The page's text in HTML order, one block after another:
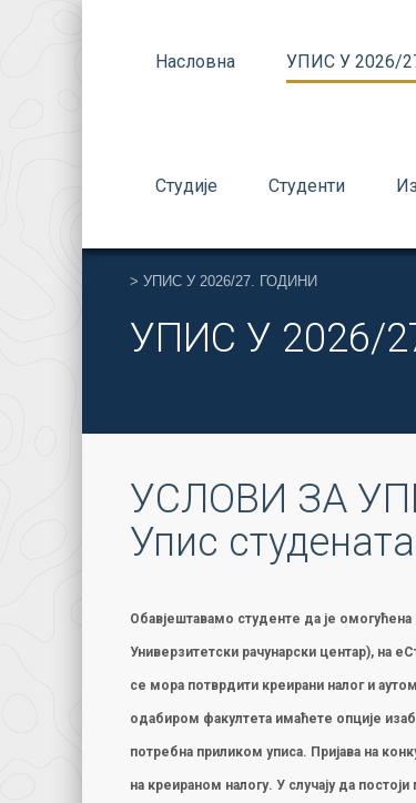
Насловна УПИС У 2026/
Студије Студенти
> УПИС У 2026/27. ГОДИНИ
УПИС У 2026/
УСЛОВИ ЗА
Упис
Обавјештавамо студенте да је омогућена
Универзитетски рачунарски центар), на
се мора потврдити креирани налог и
одабиром факултета имаћете опције
потребна приликом уписа. Пријава на
на креираном налогу. У случају да